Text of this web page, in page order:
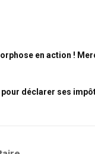
en action !
déclarer ses